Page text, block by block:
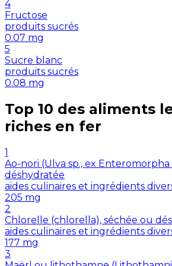
4
Fructose
produits sucrés
0.07 mg
5
Sucre blanc
produits sucrés
0.08 mg
Top 10 des aliments
riches en fer
1
Ao-nori (Ulva sp., ex Enteromorpha
déshydratée
aides culinaires et ingrédients
205 mg
2
Chlorelle (chlorella), séchée ou
aides culinaires et ingrédients
177 mg
3